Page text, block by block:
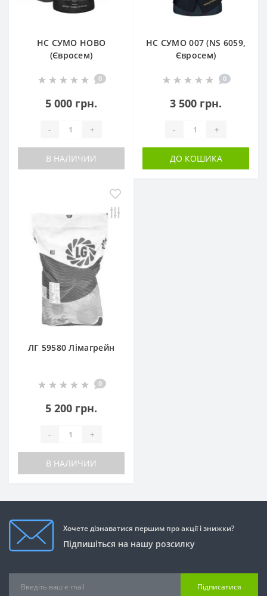
НС СУМО НОВО
(Євросем)
0
5 000 грн.
- +
В НАЛИЧИИ
НС СУМО 007 (NS 6059,
Євросем)
0
3 500 грн.
- +
ДО КОШИКА
ЛГ 59580 Лімагрейн
0
5 200 грн.
- +
В НАЛИЧИИ
Хочете дізнаватися першим про акції і знижки?
Підпишіться на нашу розсилку
Підписатися